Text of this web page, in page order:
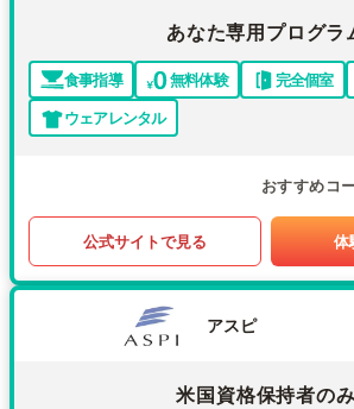
あなた専用プログラ
食事指導 無料体験 完全個室
ウェアレンタル
おすすめコ
公式サイトで見る 体
アスピ
米国資格保持者のみ